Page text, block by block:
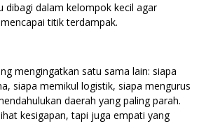
dibagi dalam kelompok kecil agar
titik terdampak.
mengingatkan satu sama lain: siapa
siapa memikul logistik, siapa mengurus
daerah yang paling parah.
kesigapan, tapi juga empati yang